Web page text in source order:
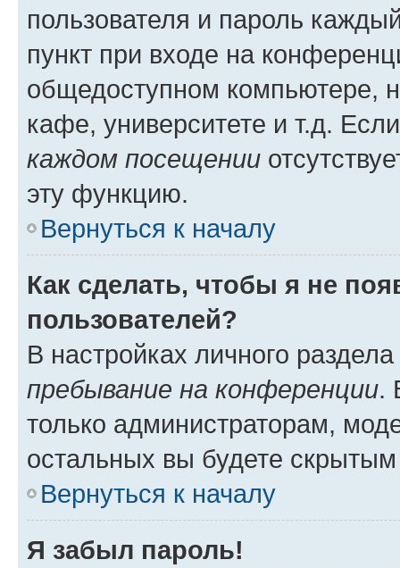
пользователя и пароль
пункт при входе на
общедоступном компьютере,
кафе, университете и т.д.
каждом посещении
эту функцию.
Вернуться к началу
Как сделать, чтобы я не
пользователей?
В настройках личного
пребывание на конференции.
только администраторам,
остальных вы будете
Вернуться к началу
Я забыл пароль!